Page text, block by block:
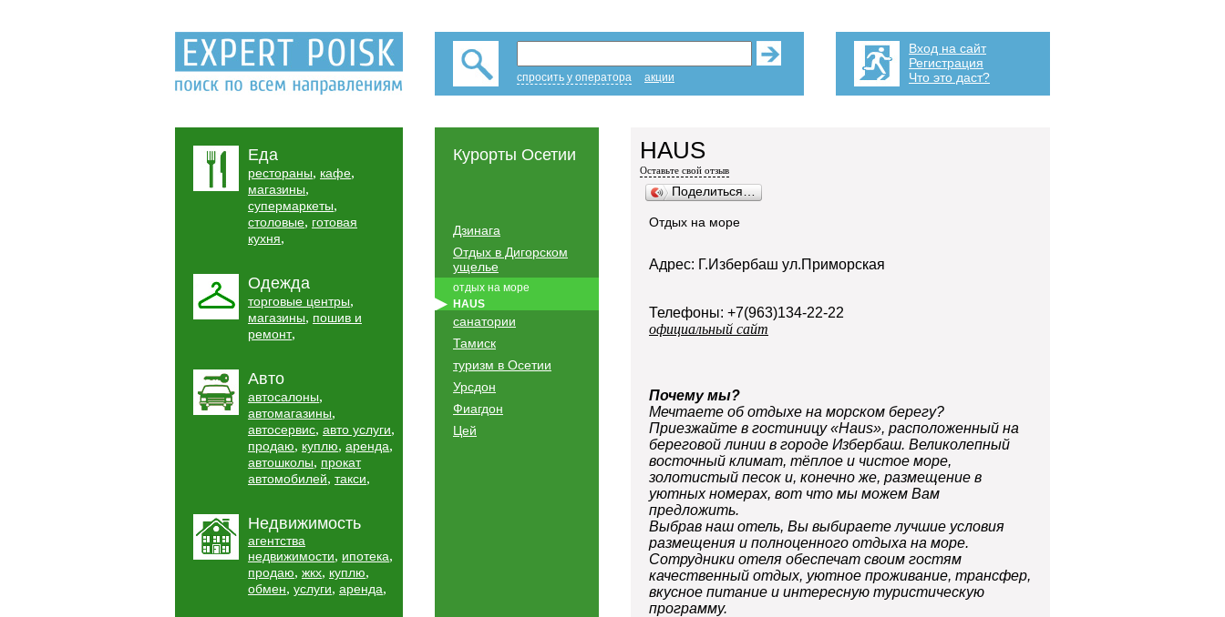
спросить у оператора акции
Вход на сайт
Регистрация
Что это даст?
Еда
рестораны, кафе,
магазины,
супермаркеты,
столовые, готовая
кухня,
Одежда
торговые центры,
магазины, пошив и
ремонт,
Авто
автосалоны,
автомагазины,
автосервис, авто услуги,
продаю, куплю, аренда,
автошколы, прокат
автомобилей, такси,
Недвижимость
агентства
недвижимости, ипотека,
продаю, жкх, куплю,
обмен, услуги, аренда,
Курорты Осетии
Дзинага
Отдых в Дигорском
ущелье
отдых на море
HAUS
санатории
Тамиск
туризм в Осетии
Урсдон
Фиагдон
Цей
HAUS
Оставьте свой отзыв
Поделиться…
Отдых на море
Адрес: Г.Избербаш ул.Приморская
Телефоны: +7(963)134-22-22
официальный сайт
Почему мы?
Мечтаете об отдыхе на морском берегу?
Приезжайте в гостиницу «Haus», расположенный на
береговой линии в городе Избербаш. Великолепный
восточный климат, тёплое и чистое море,
золотистый песок и, конечно же, размещение в
уютных номерах, вот что мы можем Вам
предложить.
Выбрав наш отель, Вы выбираете лучшие условия
размещения и полноценного отдыха на море.
Сотрудники отеля обеспечат своим гостям
качественный отдых, уютное проживание, трансфер,
вкусное питание и интересную туристическую
программу.